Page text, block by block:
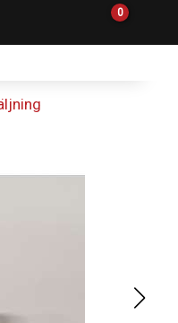
0
Personlig utrustning
Reservdelar